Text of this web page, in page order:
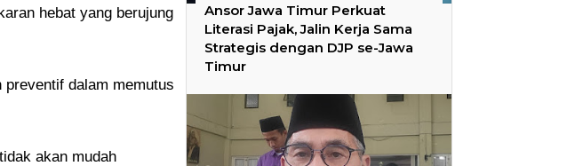
hebat yang berujung
preventif dalam memutus
akan mudah
Ansor Jawa Timur Perkuat
Literasi Pajak, Jalin Kerja Sama
Strategis dengan DJP se-Jawa
Timur